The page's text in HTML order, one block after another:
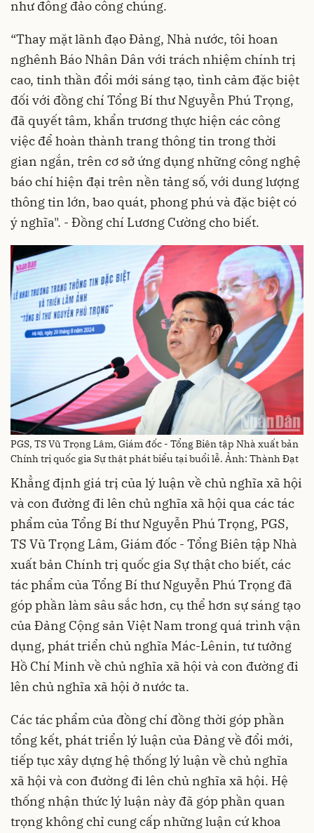
như đông đảo công chúng.
“Thay mặt lãnh đạo Đảng, Nhà nước, tôi hoan
nghênh Báo Nhân Dân với trách nhiệm chính trị
cao, tinh thần đổi mới sáng tạo, tình cảm đặc biệt
đối với đồng chí Tổng Bí thư Nguyễn Phú Trọng,
đã quyết tâm, khẩn trương thực hiện các công
việc để hoàn thành trang thông tin trong thời
gian ngắn, trên cơ sở ứng dụng những công nghệ
báo chí hiện đại trên nền tảng số, với dung lượng
thông tin lớn, bao quát, phong phú và đặc biệt có
ý nghĩa". - Đồng chí Lương Cường cho biết.
PGS, TS Vũ Trọng Lâm, Giám đốc - Tổng Biên tập Nhà xuất bản
Chính trị quốc gia Sự thật phát biểu tại buổi lễ. Ảnh: Thành Đạt
Khẳng định giá trị của lý luận về chủ nghĩa xã hội
và con đường đi lên chủ nghĩa xã hội qua các tác
phẩm của Tổng Bí thư Nguyễn Phú Trọng, PGS,
TS Vũ Trọng Lâm, Giám đốc - Tổng Biên tập Nhà
xuất bản Chính trị quốc gia Sự thật cho biết, các
tác phẩm của Tổng Bí thư Nguyễn Phú Trọng đã
góp phần làm sâu sắc hơn, cụ thể hơn sự sáng tạo
của Đảng Cộng sản Việt Nam trong quá trình vận
dụng, phát triển chủ nghĩa Mác-Lênin, tư tưởng
Hồ Chí Minh về chủ nghĩa xã hội và con đường đi
lên chủ nghĩa xã hội ở nước ta.
Các tác phẩm của đồng chí đồng thời góp phần
tổng kết, phát triển lý luận của Đảng về đổi mới,
tiếp tục xây dựng hệ thống lý luận về chủ nghĩa
xã hội và con đường đi lên chủ nghĩa xã hội. Hệ
thống nhận thức lý luận này đã góp phần quan
trọng không chỉ cung cấp những luận cứ khoa